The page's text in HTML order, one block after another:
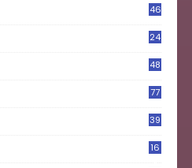
46
24
48
77
39
16